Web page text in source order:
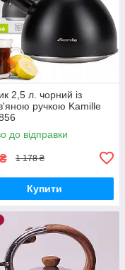
2,5 л. чорний із
ручкою Kamille
до відправки
₴ 1 178 ₴
Купити